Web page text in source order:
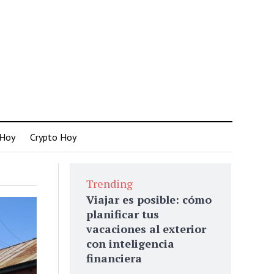
Crypto Hoy
Trending
Viajar es posible: cómo
planificar tus
vacaciones al exterior
con inteligencia
financiera